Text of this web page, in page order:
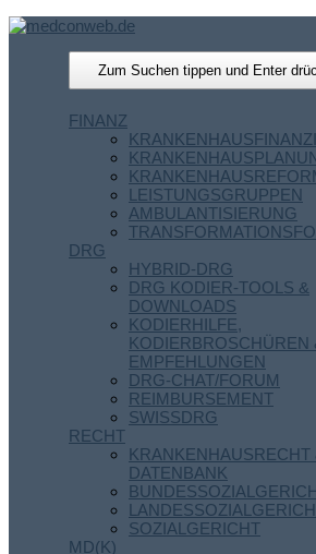
FINANZ
LEISTUNGSGRUPPEN
AMBULANTISIERUNG
DRG
HYBRID-DRG
DRG KODIER-TOOLS &
DOWNLOADS
KODIERHILFE,
KODIERBROSCHÜREN
EMPFEHLUNGEN
DRG-CHAT/FORUM
REIMBURSEMENT
SWISSDRG
RECHT
KRANKENHAUSRECHT
DATENBANK
SOZIALGERICHT
MD(K)